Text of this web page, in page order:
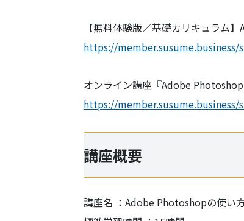
【無料体験版／基礎カリキュラム
https://
オンライン講座『Adobe
https://
講座概要
講座名 ：Adobe Photoshopの使い